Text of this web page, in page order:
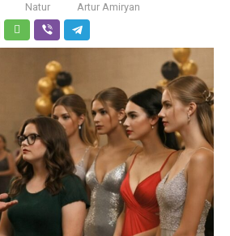
Natur Artur Amiryan